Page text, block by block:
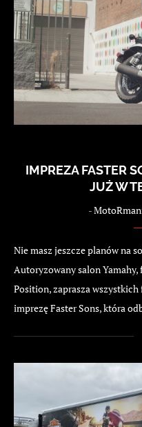
IMPREZA FASTER
JUŻ W
-
Nie masz jeszcze planów na
Autoryzowany salon
Position, zaprasza
imprezę Faster Sons, która